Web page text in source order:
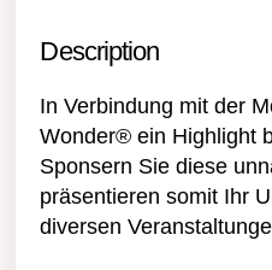
Description
In Verbindung mit der
Wonder® ein Highlight
Sponsern Sie diese
präsentieren somit Ihr
diversen